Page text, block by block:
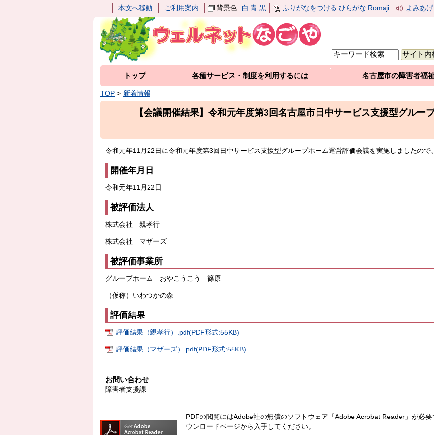
本文へ移動 ご利用案内 背景色 白 青 黒 ふりがなをつける ひらがな Romaji よみあげ
トップ 各種サービス・制度を利用するには 名古屋市の障害者福
TOP 新着情報
【会議開催結果】令和元年度第3回名古屋市日中サービス支援型グルー
令和元年11月22日に令和元年度第3回日中サービス支援型グループホーム運営評価会議を実施しましたので
開催年月日
令和元年11月22日
被評価法人
株式会社 親孝行
株式会社 マザーズ
被評価事業所
グループホーム おやこうこう 篠原
（仮称）いわつかの森
評価結果
評価結果（親孝行）.pdf(PDF形式:55KB)
評価結果（マザーズ）.pdf(PDF形式:55KB)
お問い合わせ
障害者支援課
PDFの閲覧にはAdobe社の無償のソフトウェア「Adobe Acrobat Reader」が必
ウンロードページから入手してください。